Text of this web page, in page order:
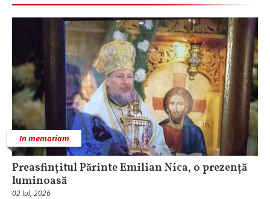
In memoriam
Preasfințitul Părinte Emilian Nica, o prezență
luminoasă
02 Iul, 2026